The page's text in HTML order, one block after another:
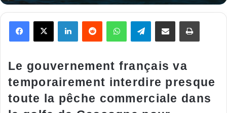
FacebookX LinkedinReddit WhatsAppTelegramPartager par email Imprimer
Le gouvernement français va
temporairement interdire presque
toute la pêche commerciale dans